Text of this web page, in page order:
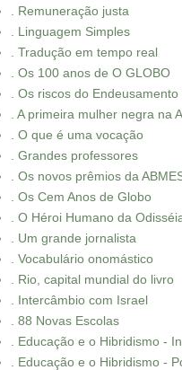
. Remuneração justa
. Linguagem Simples
. Tradução em tempo real
. Os 100 anos de O GLOBO
. Os riscos do Endeusamento
. A primeira mulher negra na
. O que é uma vocação
. Grandes professores
. Os novos prêmios da
. Os Cem Anos de Globo
. O Héroi Humano da
. Um grande jornalista
. Vocabulário onomástico
. Rio, capital mundial do livro
. Intercâmbio com Israel
. 88 Novas Escolas
. Educação e o Hibridismo -
. Educação e o Hibridismo -